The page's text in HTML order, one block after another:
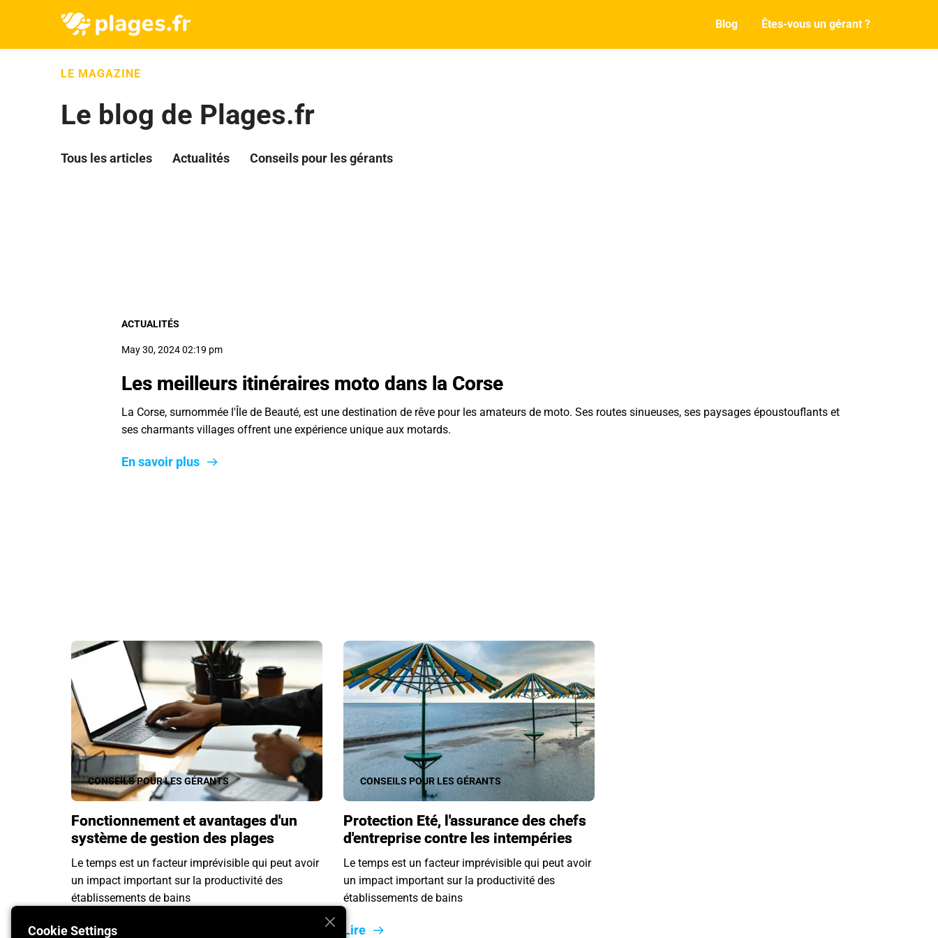
Blog Êtes-vous un gérant ?
LE MAGAZINE
Le blog de Plages.fr
Tous les articles Actualités Conseils pour les gérants
ACTUALITÉS
May 30, 2024 02:19 pm
Les meilleurs itinéraires moto dans la Corse
La Corse, surnommée l'Île de Beauté, est une destination de rêve pour les amateurs de moto. Ses routes sinueuses, ses paysages époustouflants et
ses charmants villages offrent une expérience unique aux motards.
En savoir plus
CONSEILS POUR LES GÉRANTS
Fonctionnement et avantages d'un
système de gestion des plages
Le temps est un facteur imprévisible qui peut avoir
un impact important sur la productivité des
établissements de bains
Lire
CONSEILS POUR LES GÉRANTS
Protection Eté, l'assurance des chefs
d'entreprise contre les intempéries
Le temps est un facteur imprévisible qui peut avoir
un impact important sur la productivité des
établissements de bains
Lire
Cookie Settings